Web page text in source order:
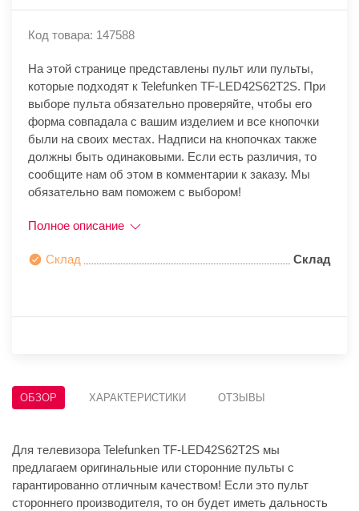
Код товара: 147588
На этой странице представлены пульт или пульты,
которые подходят к Telefunken TF-LED42S62T2S. При
выборе пульта обязательно проверяйте, чтобы его
форма совпадала с вашим изделием и все кнопочки
были на своих местах. Надписи на кнопочках также
должны быть одинаковыми. Если есть различия, то
сообщите нам об этом в комментарии к заказу. Мы
обязательно вам поможем с выбором!
Полное описание
Склад Склад
ОБЗОР ХАРАКТЕРИСТИКИ ОТЗЫВЫ
Для телевизора Telefunken TF-LED42S62T2S мы
предлагаем оригинальные или сторонние пульты с
гарантированно отличным качеством! Если это пульт
стороннего производителя, то он будет иметь дальность